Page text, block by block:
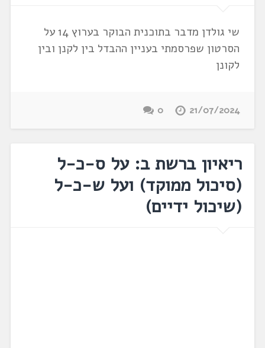
שי גולדן מדבר בתוכנית הבוקר בערוץ 14 על
הסרטון שפרסמתי בעניין ההבדל בין לקנן ובין
לקונן
21/07/2024
0
ריאיון ברשת ב: על ס-כ-ל
(סיכול ממוקד) ועל ש-כ-ל
(שיכול ידיים)